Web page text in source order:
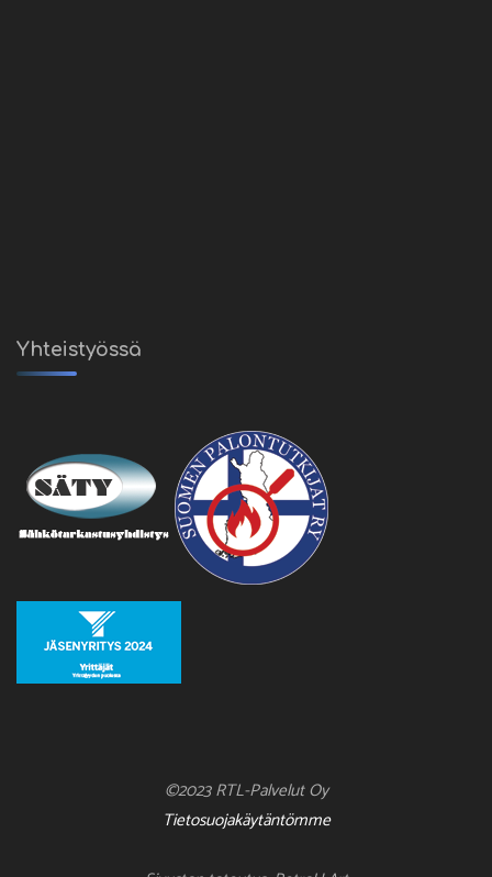
Yhteistyössä
©2023 RTL-Palvelut Oy
Tietosuojakäytäntömme